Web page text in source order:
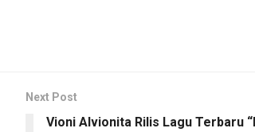
Next Post
Vioni Alvionita Rilis Lagu Terbaru